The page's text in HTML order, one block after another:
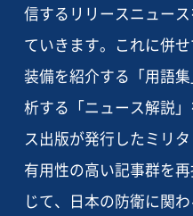
信するリリースニュー
ていきます。これに併
装備を紹介する「用語
析する「ニュース解説
ス出版が発行したミリ
有用性の高い記事群を
じて、日本の防衛に関